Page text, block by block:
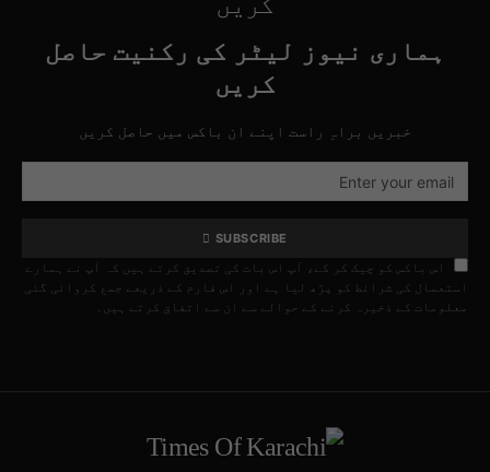
ہماری نیوز لیٹر کی رکنیت حاصل
کریں
خبریں براہِ راست اپنے ان باکس میں حاصل کریں
SUBSCRIBE
اس باکس کو چیک کر کے، آپ اس بات کی تصدیق کرتے ہیں کہ آپ نے ہمارے
استعمال کی شرائط کو پڑھ لیا ہے اور اس فارم کے ذریعے جمع کروائی گئی
معلومات کے ذخیرہ کرنے کے حوالے سے ان سے اتفاق کرتے ہیں۔